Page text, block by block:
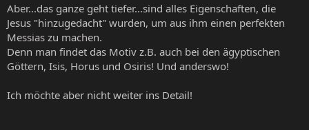
Aber...das ganze geht tiefer...sind alles Eigenschaften, die
Jesus "hinzugedacht" wurden, um aus ihm einen perfekten
Messias zu machen.
Denn man findet das Motiv z.B. auch bei den ägyptischen
Göttern, Isis, Horus und Osiris! Und anderswo!
Ich möchte aber nicht weiter ins Detail!